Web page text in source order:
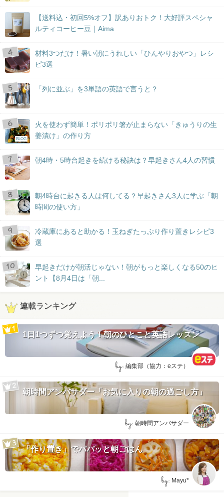
【送料込・初回5%オフ】訳ありおトク！大好評スペシャ
ルティコーヒー豆｜Aima
材料3つだけ！暑い朝にうれしい「ひんやりおやつ」レシ
ピ3選
「列に並ぶ」を3単語の英語で言うと？
BLOG
火を使わず簡単！ポリポリ箸が止まらない「きゅうりの生
姜漬け」の作り方
朝4時・5時台起きを続ける秘訣は？早起きさん4人の習慣
朝4時台に起きる人は何してる？早起きさん3人に学ぶ「朝
時間の使い方」
冷蔵庫にあると助かる！玉ねぎたっぷり作り置きレシピ3
選
早起きだけが朝活じゃない！朝がもっと楽しくなる50のヒ
ント【8月4日は「朝...
連載ランキング
1日1つずつ覚えよう！朝のひとこと英語レッスン
by: 編集部（協力：eステ）
朝時間アンバサダー「お気に入りの朝の過ごし方」
by: 朝時間アンバサダー
「作り置き」でパパッと朝ごはん
by: Mayu*